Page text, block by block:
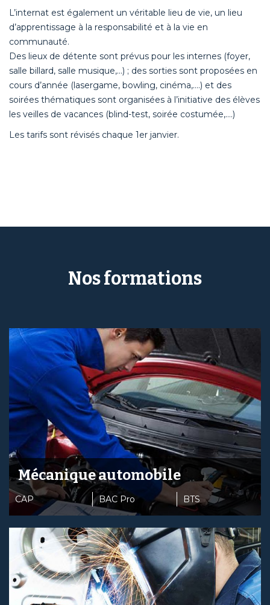
L’internat est également un véritable lieu de vie, un lieu
d’apprentissage à la responsabilité et à la vie en
communauté.
Des lieux de détente sont prévus pour les internes (foyer,
salle billard, salle musique,…) ; des sorties sont proposées en
cours d’année (lasergame, bowling, cinéma,….) et des
soirées thématiques sont organisées à l’initiative des élèves
les veilles de vacances (blind-test, soirée costumée,….)
Les tarifs sont révisés chaque 1er janvier.
Nos formations
Mécanique automobile
CAP BAC Pro BTS